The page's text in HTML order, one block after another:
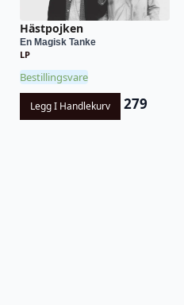
Hästpojken
En Magisk Tanke
LP
Bestillingsvare
Legg I Handlekurv 279